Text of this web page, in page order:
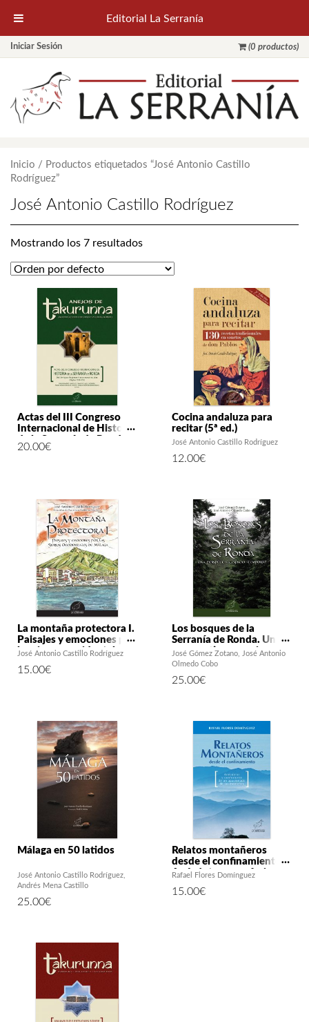
Iniciar Sesión (0 productos)
Inicio / Productos etiquetados “José Antonio Castillo
Rodríguez”
José Antonio Castillo Rodríguez
Mostrando los 7 resultados
Actas del III Congreso
Internacional de Historia
de la Serranía de Ronda –
Anejos de Takurunna, n.º
20.00€
Cocina andaluza para
recitar (5ª ed.)
José Antonio Castillo Rodríguez
12.00€
La montaña protectora I.
Paisajes y emociones por
las sierras occidentales
José Antonio Castillo Rodríguez
15.00€
Los bosques de la
Serranía de Ronda. Una
perspectiva espacio-
temporal
José Gómez Zotano
José Antonio
Olmedo Cobo
25.00€
Málaga en 50 latidos
José Antonio Castillo Rodríguez
Andrés Mena Castillo
25.00€
Relatos montañeros
desde el confinamiento.
Anécdotas y confesiones
montañas
Rafael Flores Domínguez
15.00€
Editorial La Serranía